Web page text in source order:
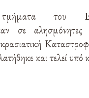
του
σε αλησμόνητες
και τελεί υπό